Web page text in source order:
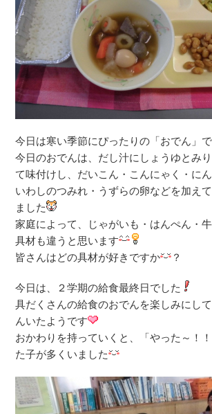
今日は寒い季節にぴったりの「おでん」
今日のおでんは、だし汁にしょうゆとみ
て味付けし、だいこん・こんにゃく・に
いわしのつみれ・うずらの卵などを加え
ました
家庭によって、じゃがいも・はんぺん・
具材も違うと思います
皆さんはどの具材が好きですか
？
今日は、２学期の給食最終日でした
具だくさんの給食のおでんを楽しみにし
んいたようです
おかわりを持っていくと、「やった～！
た子が多くいました